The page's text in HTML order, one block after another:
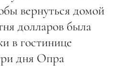
вернуться домой
долларов была
в гостинице
дня Опра